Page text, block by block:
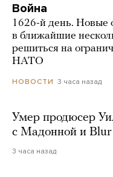
Война
1626-й день.
в ближайшие
решиться на
НАТО
НОВОСТИ 3 часа назад
Умер продюсер
с Мадонной и Blur
3 часа назад